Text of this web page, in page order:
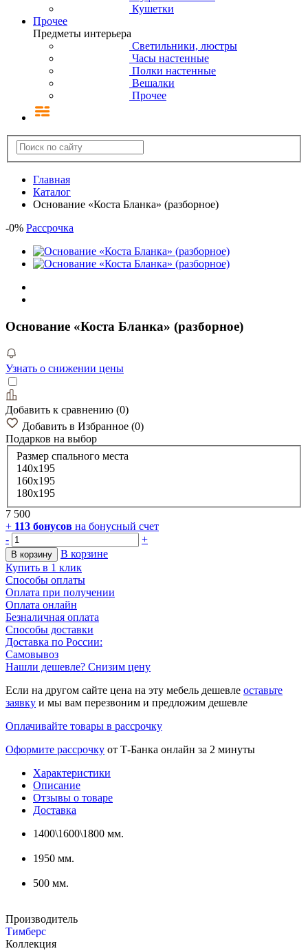
Кушетки
Прочее
Предметы интерьера
Светильники, люстры
Часы настенные
Полки настенные
Вешалки
Прочее
Главная
Каталог
Основание «Коста Бланка» (разборное)
-0% Рассрочка
Основание «Коста Бланка» (разборное)
Узнать о снижении цены
Добавить к сравнению (0)
Добавить в Избранное (0)
Подарков на выбор
Размер спального места
140х195
160х195
180х195
7 500
+ 113 бонусов на бонусный счет
-
+
В корзину
В корзине
Купить в 1 клик
Способы оплаты
Оплата при получении
Оплата онлайн
Безналичная оплата
Способы доставки
Доставка по России:
Самовывоз
Нашли дешевле? Снизим цену
Если на другом сайте цена на эту мебель дешевле оставьте
заявку и мы вам перезвоним и предложим дешевле
Оплачивайте товары в рассрочку
Оформите рассрочку от Т-Банка онлайн за 2 минуты
Характеристики
Описание
Отзывы о товаре
Доставка
1400\1600\1800 мм.
1950 мм.
500 мм.
Производитель
Тимберс
Коллекция